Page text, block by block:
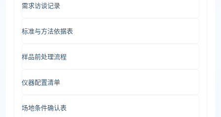
需求访谈记录
标准与方法依据表
样品前处理流程
仪器配置清单
场地条件确认表